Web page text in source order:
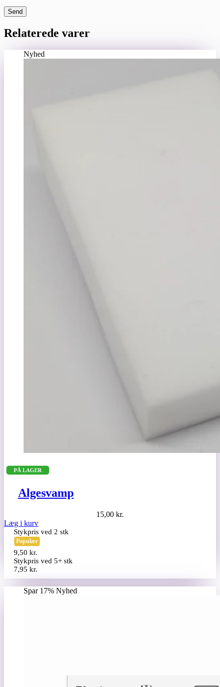
Send
Relaterede varer
Nyhed
PÅ LAGER
Algesvamp
15,00 kr.
Læg i kurv
Stykpris ved 2 stk
Populær
9,50 kr.
Stykpris ved 5+ stk
7,95 kr.
Spar 17% Nyhed